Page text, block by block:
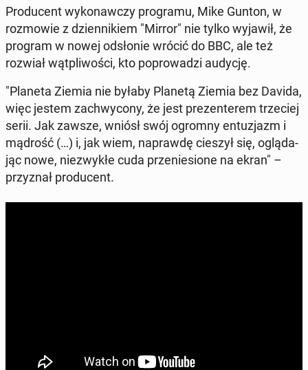
Pro­du­cent wy­ko­naw­czy pro­gra­mu, Mike Gunton, w
roz­mo­wie z dzien­ni­kiem "Mirror" nie tylko wyjawił, że
program w nowej od­sło­nie wrócić do BBC, ale też
rozwiał wąt­pli­wo­ści, kto po­pro­wa­dzi audycję.
"Planeta Ziemia nie byłaby Planetą Ziemia bez Davida,
więc jestem za­chwy­co­ny, że jest pre­zen­te­rem trze­ciej
serii. Jak zawsze, wniósł swój ogromny en­tu­zjazm i
mądrość (…) i, jak wiem, na­praw­dę cieszył się, oglą­da­
jąc nowe, nie­zwy­kłe cuda prze­nie­sio­ne na ekran" –
przy­znał pro­du­cent.